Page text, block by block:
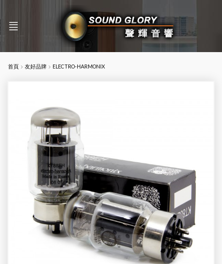
首頁 友好品牌 ELECTRO-HARMONIX